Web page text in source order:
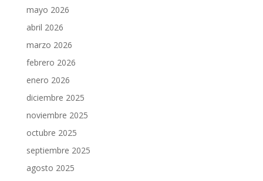
mayo 2026
abril 2026
marzo 2026
febrero 2026
enero 2026
diciembre 2025
noviembre 2025
octubre 2025
septiembre 2025
agosto 2025